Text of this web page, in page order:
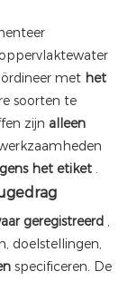
met het
soorten te
zijn alleen
het etiket .
geregistreerd ,
doelstellingen,
specificeren. De